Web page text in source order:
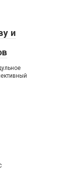
и